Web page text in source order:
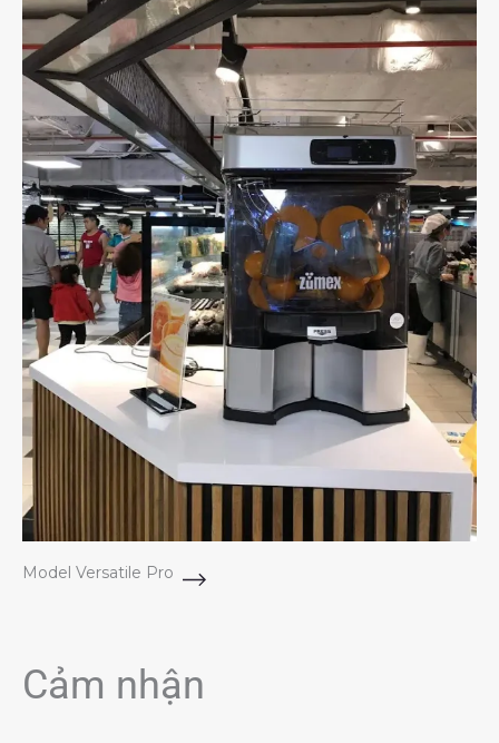
Model Versatile Pro
Cảm nhận